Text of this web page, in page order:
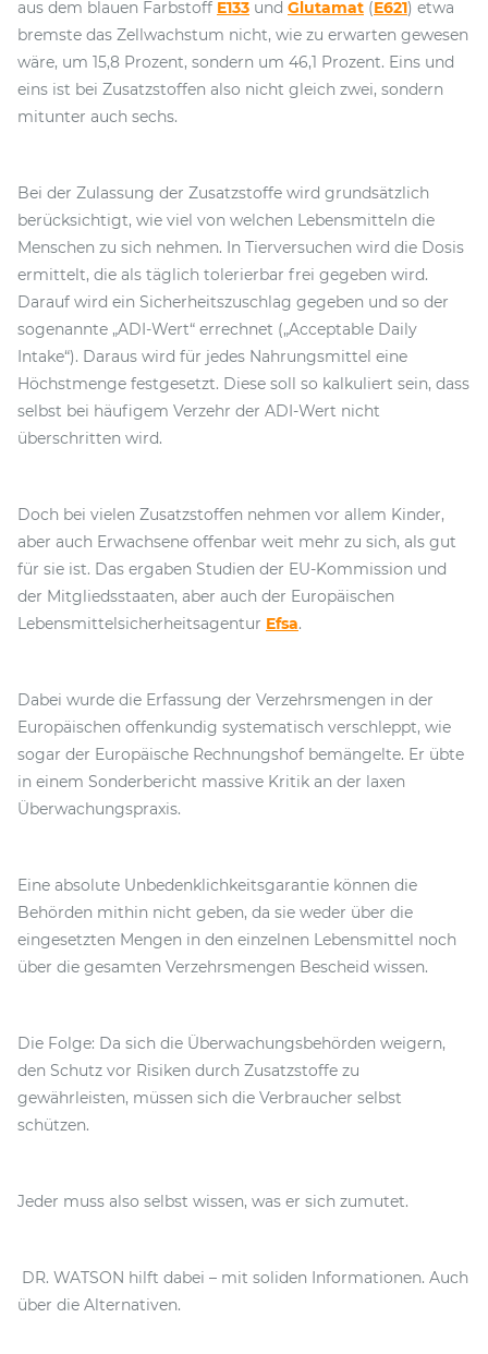
aus dem blauen Farbstoff E133 und Glutamat (E621) etwa
bremste das Zellwachstum nicht, wie zu erwarten gewesen
wäre, um 15,8 Prozent, sondern um 46,1 Prozent. Eins und
eins ist bei Zusatzstoffen also nicht gleich zwei, sondern
mitunter auch sechs.
Bei der Zulassung der Zusatzstoffe wird grundsätzlich
berücksichtigt, wie viel von welchen Lebensmitteln die
Menschen zu sich nehmen. In Tierversuchen wird die Dosis
ermittelt, die als täglich tolerierbar frei gegeben wird.
Darauf wird ein Sicherheitszuschlag gegeben und so der
sogenannte „ADI-Wert“ errechnet („Acceptable Daily
Intake“). Daraus wird für jedes Nahrungsmittel eine
Höchstmenge festgesetzt. Diese soll so kalkuliert sein, dass
selbst bei häufigem Verzehr der ADI-Wert nicht
überschritten wird.
Doch bei vielen Zusatzstoffen nehmen vor allem Kinder,
aber auch Erwachsene offenbar weit mehr zu sich, als gut
für sie ist. Das ergaben Studien der EU-Kommission und
der Mitgliedsstaaten, aber auch der Europäischen
Lebensmittelsicherheitsagentur Efsa.
Dabei wurde die Erfassung der Verzehrsmengen in der
Europäischen offenkundig systematisch verschleppt, wie
sogar der Europäische Rechnungshof bemängelte. Er übte
in einem Sonderbericht massive Kritik an der laxen
Überwachungspraxis.
Eine absolute Unbedenklichkeitsgarantie können die
Behörden mithin nicht geben, da sie weder über die
eingesetzten Mengen in den einzelnen Lebensmittel noch
über die gesamten Verzehrsmengen Bescheid wissen.
Die Folge: Da sich die Überwachungsbehörden weigern,
den Schutz vor Risiken durch Zusatzstoffe zu
gewährleisten, müssen sich die Verbraucher selbst
schützen.
Jeder muss also selbst wissen, was er sich zumutet.
DR. WATSON hilft dabei – mit soliden Informationen. Auch
über die Alternativen.